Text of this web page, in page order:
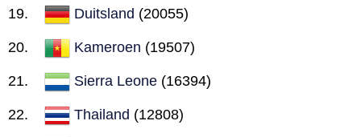
Duitsland (20055)
Kameroen (19507)
Sierra Leone (16394)
Thailand (12808)